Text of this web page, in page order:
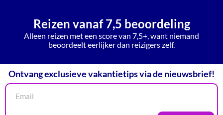
Reizen vanaf 7,5 beoordeling
Alleen reizen met een score van 7,5+, want niemand
beoordeelt eerlijker dan reizigers zelf.
Ontvang exclusieve vakantietips via de nieuwsbrief!